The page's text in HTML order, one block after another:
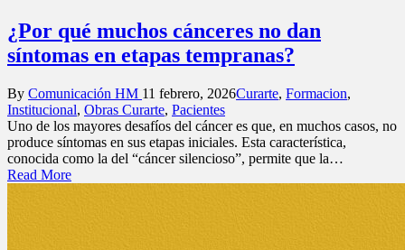
¿Por qué muchos cánceres no dan
síntomas en etapas tempranas?
Posted
by
By Comunicación HM 11 febrero, 2026Posted
Curarte, Formacion,
Institucional, Obras Curarte, Pacientes
Uno de los mayores desafíos del cáncer es que, en muchos casos, no
produce síntomas en sus etapas iniciales. Esta característica,
conocida como la del “cáncer silencioso”, permite que la…
Read More